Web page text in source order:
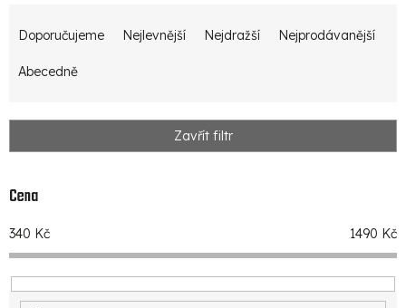
p
r
o
d
Doporučujeme Nejlevnější Nejdražší Nejprodávanější
Abecedně
Zavřít filtr
Cena
340 Kč 1490 Kč